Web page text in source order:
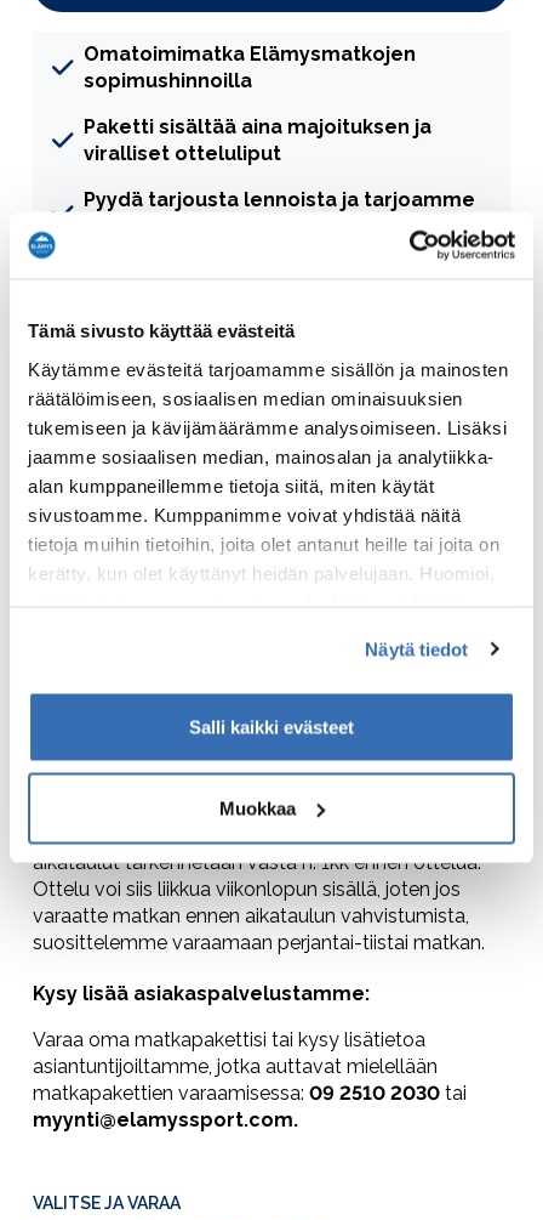
Tämä sivusto käyttää evästeitä
Käytämme evästeitä tarjoamamme sisällön ja mainosten
räätälöimiseen, sosiaalisen median ominaisuuksien
tukemiseen ja kävijämäärämme analysoimiseen. Lisäksi
jaamme sosiaalisen median, mainosalan ja analytiikka-
alan kumppaneillemme tietoja siitä, miten käytät
sivustoamme. Kumppanimme voivat yhdistää näitä
tietoja muihin tietoihin, joita olet antanut heille tai joita on
kerätty, kun olet käyttänyt heidän palvelujaan. Huomioi,
Näytä tiedot
Salli kaikki evästeet
Muokkaa
Omatoimimatka Elämysmatkojen
sopimushinnoilla
Paketti sisältää aina majoituksen ja
viralliset otteluliput
Pyydä tarjousta lennoista ja tarjoamme
juuri sinun matkaan sopivat vaihtoehdot
Elämys Sportin asiantunteva
asiakaspalvelu tukenasi matkan aikana
Tutustu Madridin kaupunkiin ja
nähtävyyksiin, kuten Museo del Prado,
Plaza Mayor, Retiro-puisto, Palacio Real,
shoppailu Gran Vialla
Dynaamisen varausjärjestelmän avulla voit valita
asiakaspalvelumme auttaa mielellään.
Huomioithan matkoja varatessa, että otteluiden
aikataulut tarkennetaan vasta n. 1kk ennen ottelua.
Ottelu voi siis liikkua viikonlopun sisällä, joten jos
varaatte matkan ennen aikataulun vahvistumista,
suosittelemme varaamaan perjantai-tiistai matkan.
Kysy lisää asiakaspalvelustamme:
Varaa oma matkapakettisi tai kysy lisätietoa
asiantuntijoiltamme, jotka auttavat mielellään
matkapakettien varaamisessa: 09 2510 2030 tai
myynti@elamyssport.com.
VALITSE JA VARAA